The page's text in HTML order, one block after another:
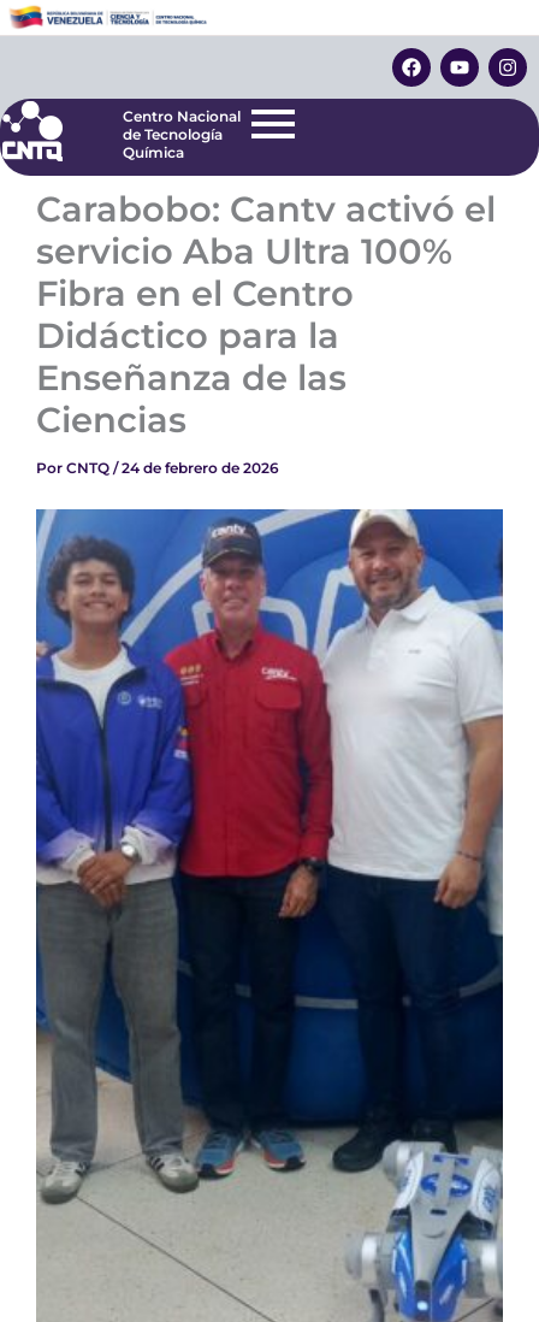
al
F
a
c
o
k
Y
o
u
e
I
n
s
r
Centro Nacional
de Tecnología
Centro Nacional
de Tecnología
Química
Carabobo: Cantv activó el
servicio Aba Ultra 100%
Fibra en el Centro
Didáctico para la
Enseñanza de las
Ciencias
Por CNTQ /24 de febrero de 2026